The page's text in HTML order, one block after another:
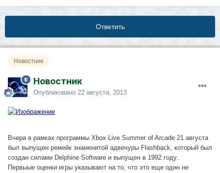
Ответить
Новостник
Новостник
Опубликовано 22 августа, 2013
Вчера в рамках программы Xbox Live Summer of Arcade 21 августа
был выпущен ремейк знаменитой адвечуры Flashback, который был
создан силами Delphine Software и выпущен в 1992 году.
Первыые оценки игры указывают на то, что это еще один не